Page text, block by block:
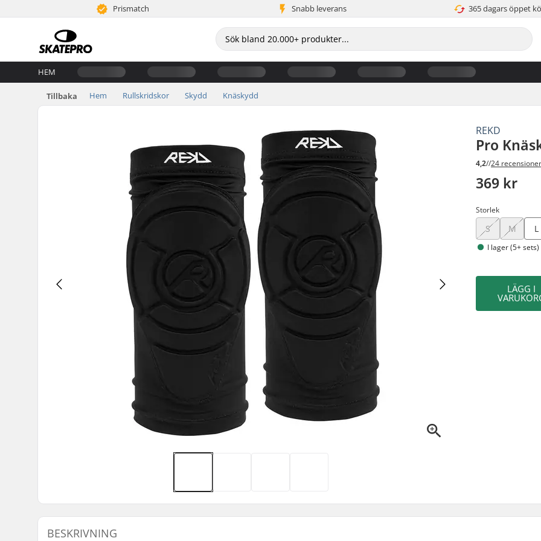
Prismatch Snabb leverans 365 dagars öppet
HEM
Tillbaka Hem Rullskridskor Skydd Knäskydd
REKD
Pro
4,2//24
369 kr
Storlek
S M L
I lager (5+ sets)
LÄGG I
BESKRIVNING